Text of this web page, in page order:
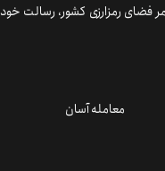
فضای رمزارزی کشور، رسالت خود
معامله آسان